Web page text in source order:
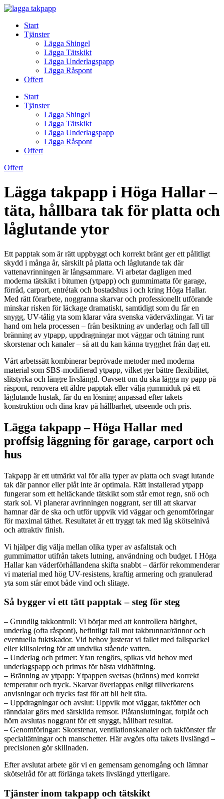
Skip
contentStart
Tjänster
Lägga Shingel
Lägga Tätskikt
Lägga Underlagspapp
Lägga Råspont
Offert
Start
Tjänster
Lägga Shingel
Lägga Tätskikt
Lägga Underlagspapp
Lägga Råspont
Offert
Offert
Lägga takpapp i Höga Hallar –
täta, hållbara tak för platta och
låglutande ytor
Ett papptak som är rätt uppbyggt och korrekt bränt ger ett pålitligt
skydd i många år, särskilt på platta och låglutande tak där
vattenavrinningen är långsammare. Vi arbetar dagligen med
moderna tätskikt i bitumen (ytpapp) och gummimatta för garage,
förråd, carport, entrétak och bostadshus i och kring Höga Hallar.
Med rätt förarbete, noggranna skarvar och professionellt utförande
minskar risken för läckage dramatiskt, samtidigt som du får en
snygg, UV-tålig yta som klarar våra svenska väderväxlingar. Vi tar
hand om hela processen – från besiktning av underlag och fall till
bränning av ytpapp, uppdragningar mot väggar och tätning runt
skorstenar och kanaler – så att du kan känna trygghet från dag ett.
Vårt arbetssätt kombinerar beprövade metoder med moderna
material som SBS-modifierad ytpapp, vilket ger bättre flexibilitet,
slitstyrka och längre livslängd. Oavsett om du ska lägga ny papp på
råspont, renovera ett äldre papptak eller välja gummiduk på ett
låglutande hustak, får du en lösning anpassad efter takets
konstruktion och dina krav på hållbarhet, utseende och pris.
Lägga takpapp – Höga Hallar med
proffsig läggning för garage, carport och
hus
Takpapp är ett utmärkt val för alla typer av platta och svagt lutande
tak där pannor eller plåt inte är optimala. Rätt installerad ytpapp
fungerar som ett heltäckande tätskikt som står emot regn, snö och
stark sol. Vi planerar avrinningen noggrant, ser till att skarvar
hamnar där de ska och utför uppvik vid väggar och genomföringar
för maximal täthet. Resultatet är ett tryggt tak med låg skötselnivå
och attraktiv finish.
Vi hjälper dig välja mellan olika typer av asfaltstak och
gummimattor utifrån takets lutning, användning och budget. I Höga
Hallar kan väderförhållandena skifta snabbt – därför rekommenderar
vi material med hög UV-resistens, kraftig armering och granulerad
yta som står emot både vind och slitage.
Så bygger vi ett tätt papptak – steg för steg
– Grundlig takkontroll: Vi börjar med att kontrollera bärighet,
underlag (ofta råspont), befintligt fall mot takbrunnar/rännor och
eventuella fuktskador. Vid behov justerar vi fallet med fallspackel
eller kilisolering för att undvika stående vatten.
– Underlag och primer: Ytan rengörs, spikas vid behov med
underlagspapp och primas för bästa vidhäftning.
– Bränning av ytpapp: Ytpappen svetsas (bränns) med korrekt
temperatur och tryck. Skarvar överlappas enligt tillverkarens
anvisningar och trycks fast för att bli helt täta.
– Uppdragningar och avslut: Uppvik mot väggar, takfötter och
ränndalar görs med särskilda remsor. Plåtanslutningar, fotplåt och
hörn avslutas noggrant för ett snyggt, hållbart resultat.
– Genomföringar: Skorstenar, ventilationskanaler och takfönster får
specialtätningar och manschetter. Här avgörs ofta takets livslängd –
precisionen gör skillnaden.
Efter avslutat arbete gör vi en gemensam genomgång och lämnar
skötselråd för att förlänga takets livslängd ytterligare.
Tjänster inom takpapp och tätskikt